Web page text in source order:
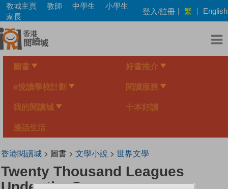
Skip
main
content
教城主頁 教師 中學生
小學生
家長
登入/註冊 | 繁 | English
圖書 好書推介
e悅讀學校計劃 閱讀服務
我的閱讀城 十本好讀
漫話生活
香港閱讀城> 圖書 > 文學小說 > 世界文學
Twenty Thousand Leagues